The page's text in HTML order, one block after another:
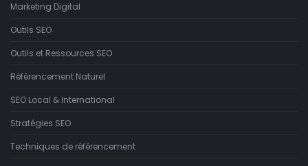
Marketing Digital
Outils SEO
Outils et Ressources SEO
Référencement Naturel
SEO Local & International
Stratégies SEO
Techniques de référencement